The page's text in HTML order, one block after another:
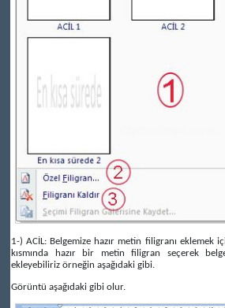
1-) ACİL: Belgemize hazır metin filigranı eklemek
kısmında hazır bir metin filigran seçerek
ekleyebiliriz örneğin aşağıdaki gibi.
Görüntü aşağıdaki gibi olur.